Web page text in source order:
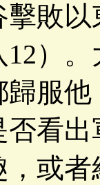
敗
12）
服
看
或